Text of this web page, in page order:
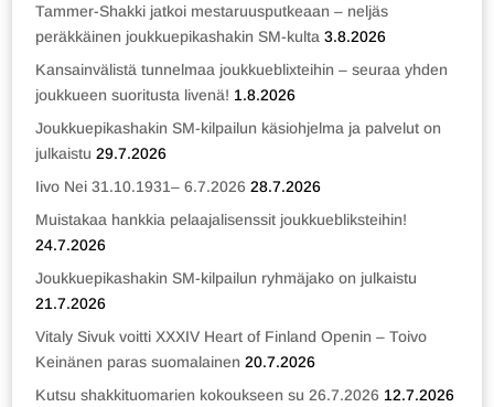
Tammer-Shakki jatkoi mestaruusputkeaan – neljäs
peräkkäinen joukkuepikashakin SM-kulta 3.8.2026
Kansainvälistä tunnelmaa joukkueblixteihin – seuraa yhden
joukkueen suoritusta livenä! 1.8.2026
Joukkuepikashakin SM-kilpailun käsiohjelma ja palvelut on
julkaistu 29.7.2026
Iivo Nei 31.10.1931– 6.7.2026 28.7.2026
Muistakaa hankkia pelaajalisenssit joukkuebliksteihin!
24.7.2026
Joukkuepikashakin SM-kilpailun ryhmäjako on julkaistu
21.7.2026
Vitaly Sivuk voitti XXXIV Heart of Finland Openin – Toivo
Keinänen paras suomalainen 20.7.2026
Kutsu shakkituomarien kokoukseen su 26.7.2026 12.7.2026